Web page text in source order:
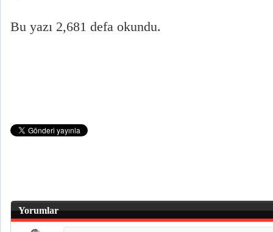
Bu yazı 2,681 defa okundu.
Yorumlar